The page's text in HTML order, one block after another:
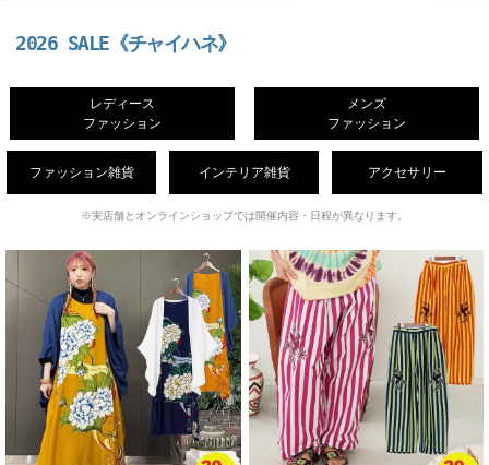
2026 SALE《チャイハネ》
レディース
ファッション
メンズ
ファッション
ファッション雑貨 インテリア雑貨 アクセサリー
※実店舗とオンラインショップでは開催内容・日程が異なります。